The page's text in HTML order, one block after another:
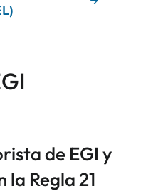
de EGI y
Regla 21